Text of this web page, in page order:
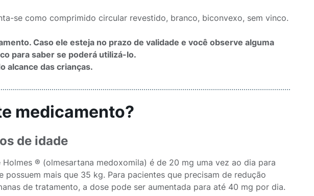
se como comprimido circular revestido, branco, biconvexo, sem vinco.
Caso ele esteja no prazo de validade e você observe alguma
para saber se poderá utilizá-lo.
alcance das crianças.
medicamento?
de idade
® (olmesartana medoxomila) é de 20 mg uma vez ao dia para
mais que 35 kg. Para pacientes que precisam de redução
de tratamento, a dose pode ser aumentada para até 40 mg por dia.